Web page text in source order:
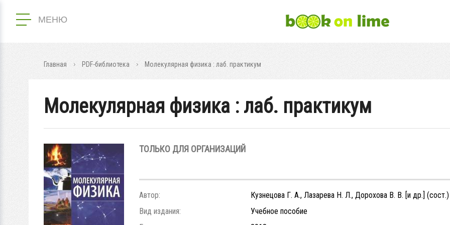
МЕНЮ
Главная PDF-библиотека Молекулярная физика : лаб. практикум
Молекулярная физика : лаб. практикум
ТОЛЬКО ДЛЯ ОРГАНИЗАЦИЙ
Автор:
Кузнецова Г. А., Лазарева Н. Л., Дорохова В. В. [и др.] (сост.)
Вид издания:
Учебное пособие